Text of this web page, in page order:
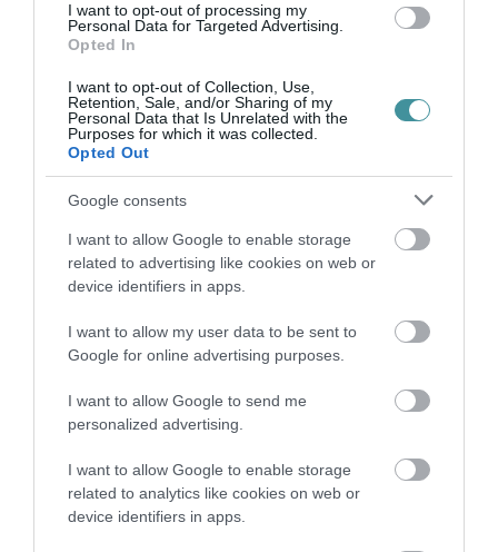
I want to opt-out of processing my
Personal Data for Targeted Advertising.
Opted In
I want to opt-out of Collection, Use,
Retention, Sale, and/or Sharing of my
Personal Data that Is Unrelated with the
Purposes for which it was collected.
Opted Out
Google consents
I want to allow Google to enable storage
related to advertising like cookies on web or
device identifiers in apps.
I want to allow my user data to be sent to
Google for online advertising purposes.
I want to allow Google to send me
personalized advertising.
I want to allow Google to enable storage
related to analytics like cookies on web or
device identifiers in apps.
Pincészet (Eger), a St. Andrea Pincészet
(Eger) és a Schieber Pincészet (Szekszárd).
Ne maradjon le a legfrissebb hírekről, kövessen
bennünket az EGRI ÜGYEK Google Hírek oldalán!
VISSZA A FŐOLDALRA
Legfrissebb híreink
TANULJ NÉMETÜL OTTHONRÓL: A